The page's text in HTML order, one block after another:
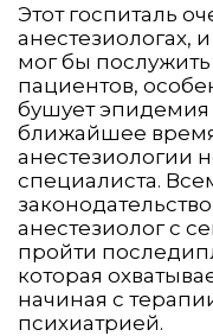
Этот госпиталь
анестезиологах,
мог бы
пациентов,
бушует эпидемия
ближайшее
анестезиологии
специалиста.
анестезиолог с
пройти
которая
начиная с
психиатрией.